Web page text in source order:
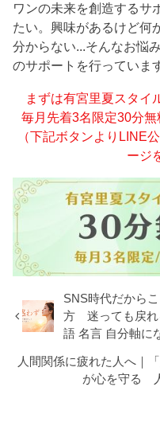
ワンの未来を創造するサ
たい。興味があるけど何
分からない...そんなお悩
のサポートを行っていま
まずは有宮里夏スタイ
毎月先着3名限定30分無
（下記ボタンよりLINE
ージ
SNS時代だから
方 迷っても戻れ
語 名言 自分軸に
人間関係に疲れた人へ｜
が心を守る